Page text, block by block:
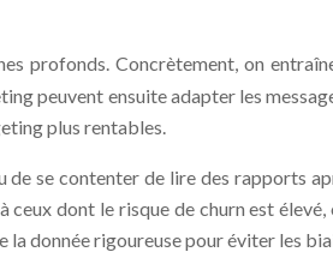
profonds. Concrètement, on
peuvent ensuite adapter les
plus rentables.
se contenter de lire des rapports
dont le risque de churn est
la donnée rigoureuse pour éviter les